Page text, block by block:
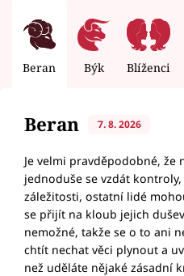
Beran Býk Blíženci
Beran 7. 8. 2026
Je velmi pravděpodobné, že
jednoduše se vzdát
záležitosti, ostatní lidé
se přijít na kloub jejich
nemožné, takže se o to ani
chtít nechat věci plynout a
než uděláte nějaké zásadní